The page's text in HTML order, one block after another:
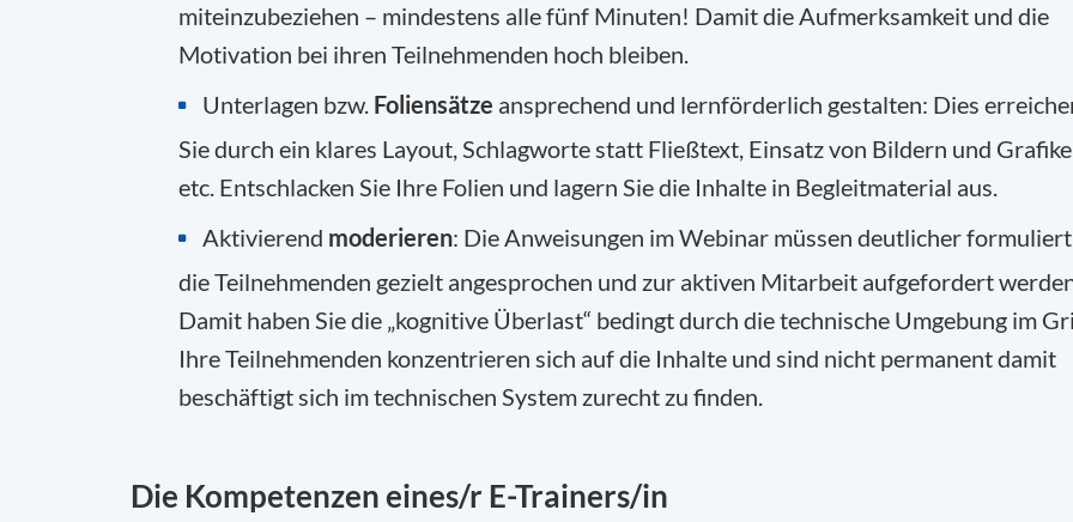
miteinzubeziehen – mindestens alle fünf Minuten! Damit die Aufmerksamkeit und die
Motivation bei ihren Teilnehmenden hoch bleiben.
Unterlagen bzw. Foliensätze ansprechend und lernförderlich gestalten: Dies
Sie durch ein klares Layout, Schlagworte statt Fließtext, Einsatz von Bildern und
etc. Entschlacken Sie Ihre Folien und lagern Sie die Inhalte in Begleitmaterial aus.
Aktivierend moderieren: Die Anweisungen im Webinar müssen deutlicher
die Teilnehmenden gezielt angesprochen und zur aktiven Mitarbeit aufgefordert
Damit haben Sie die „kognitive Überlast“ bedingt durch die technische Umgebung im
Ihre Teilnehmenden konzentrieren sich auf die Inhalte und sind nicht permanent damit
beschäftigt sich im technischen System zurecht zu finden.
Die Kompetenzen eines/r E-Trainers/in